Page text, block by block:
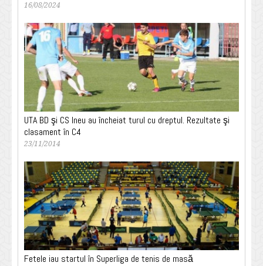
16/08/2024
UTA BD şi CS Ineu au încheiat turul cu dreptul. Rezultate şi
clasament în C4
23/11/2014
Fetele iau startul în Superliga de tenis de masă